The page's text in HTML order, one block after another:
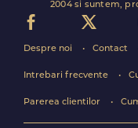
2004 si suntem,
Despre noi Contact
Intrebari frecvente
Parerea clientilor